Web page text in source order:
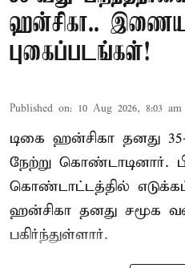
ஹன்சிகா..
புகைப்படங்கள்!
Published on: 10 Aug 2026, 8:03 am
டிகை ஹன்சிகா தனது
நேற்று கொண்டாடினார்.
கொண்டாட்டத்தில்
ஹன்சிகா தனது சமூக
பகிர்ந்துள்ளார்.